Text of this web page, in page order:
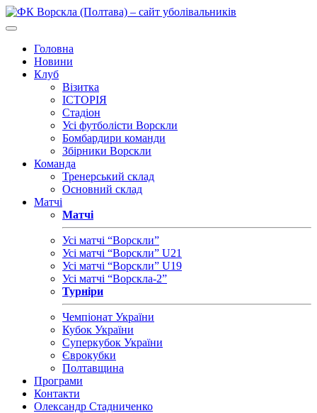
Головна
Новини
Клуб
Візитка
ІСТОРІЯ
Стадіон
Усі футболісти Ворскли
Бомбардири команди
Збірники Ворскли
Команда
Тренерський склад
Основний склад
Матчі
Матчі
Усі матчі “Ворскли”
Усі матчі “Ворскли” U21
Усі матчі “Ворскли” U19
Усі матчі “Ворскла-2”
Турніри
Чемпіонат України
Кубок України
Суперкубок України
Єврокубки
Полтавщина
Програми
Контакти
Олександр Стадниченко